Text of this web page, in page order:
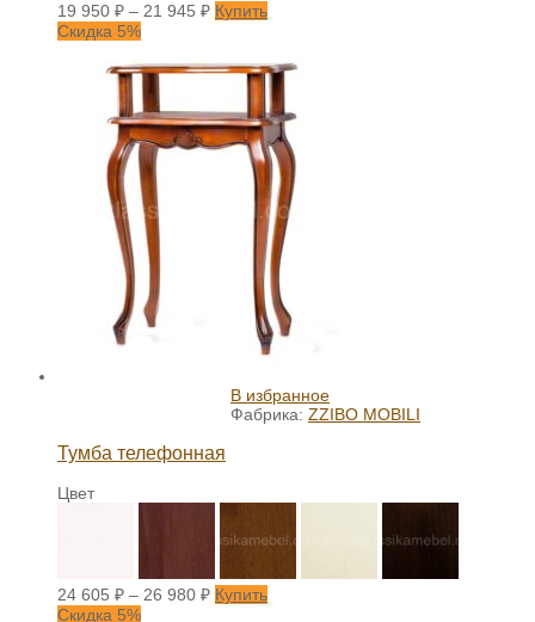
19 950 ₽ – 21 945 ₽ Купить
Скидка 5%
В избранное
Фабрика: ZZIBO MOBILI
Тумба телефонная
Цвет
24 605 ₽ – 26 980 ₽ Купить
Скидка 5%